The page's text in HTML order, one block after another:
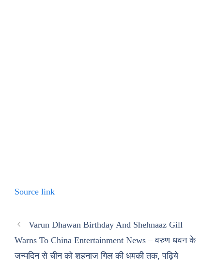
Source link
Varun Dhawan Birthday And Shehnaaz Gill
Warns To China Entertainment News – वरुण धवन के
जन्मदिन से चीन को शहनाज गिल की धमकी तक, पढ़िये